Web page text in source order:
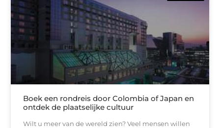
Boek een rondreis door Colombia of Japan en
ontdek de plaatselijke cultuur
Wilt u meer van de wereld zien? Veel mensen willen